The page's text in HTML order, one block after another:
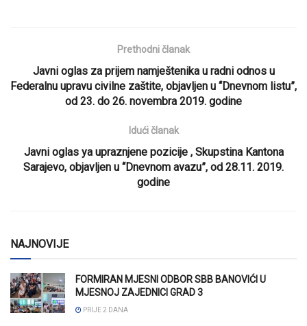
Prethodni članak
Javni oglas za prijem namještenika u radni odnos u
Federalnu upravu civilne zaštite, objavljen u “Dnevnom listu”,
od 23. do 26. novembra 2019. godine
Idući članak
Javni oglas ya upraznjene pozicije , Skupstina Kantona
Sarajevo, objavljen u “Dnevnom avazu”, od 28.11. 2019.
godine
NAJNOVIJE
FORMIRAN MJESNI ODBOR SBB BANOVIĆI U
MJESNOJ ZAJEDNICI GRAD 3
PRIJE 2 DANA